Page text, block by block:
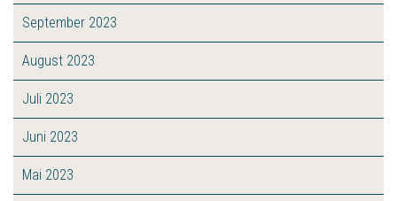
September 2023
August 2023
Juli 2023
Juni 2023
Mai 2023